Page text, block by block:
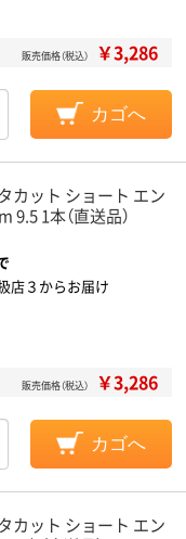
販売価格（税込） ￥3,286
カゴへ
カット ショート エン
9.5 1本（直送品）
店３からお届け
販売価格（税込） ￥3,286
カゴへ
カット ショート エン